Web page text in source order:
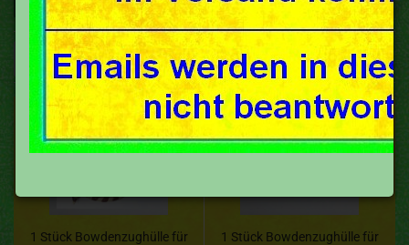
Sortieren nach 50 pro Seite
1 Stück Bowdenzughülle für
1 Stück Bowdenzughülle für